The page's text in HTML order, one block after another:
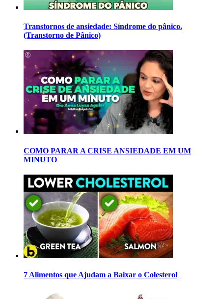
Transtornos de ansiedade: Síndrome do pânico.
(Transtorno de Pânico)
COMO PARAR A CRISE ANSIEDADE EM UM
MINUTO
7 Alimentos que Ajudam a Baixar o Colesterol